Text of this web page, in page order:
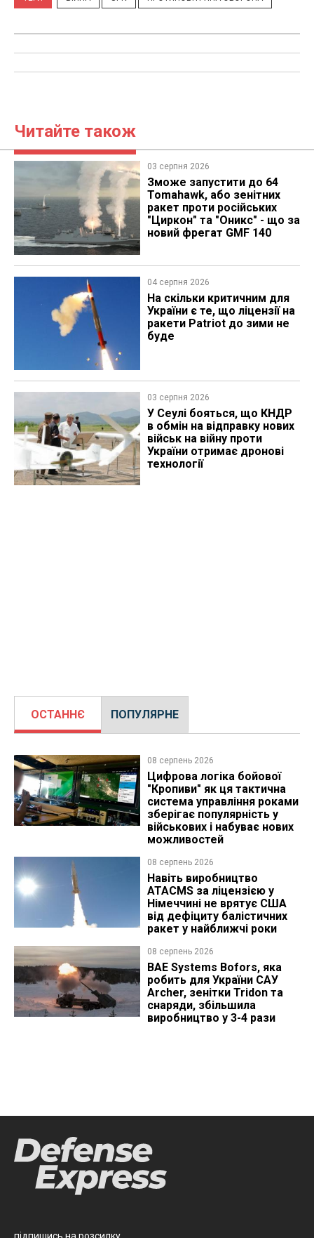
Читайте також
03 серпня 2026
Зможе запустити до 64
Tomahawk, або зенітних
ракет проти російських
"Циркон" та "Оникс" - що за
новий фрегат GMF 140
04 серпня 2026
На скільки критичним для
України є те, що ліцензії на
ракети Patriot до зими не
буде
03 серпня 2026
У Сеулі бояться, що КНДР
в обмін на відправку нових
військ на війну проти
України отримає дронові
технології
ОСТАННЄ ПОПУЛЯРНЕ
08 серпень 2026
Цифрова логіка бойової
"Кропиви" як ця тактична
система управління роками
зберігає популярність у
військових і набуває нових
можливостей
08 серпень 2026
Навіть виробництво
ATACMS за ліцензією у
Німеччині не врятує США
від дефіциту балістичних
ракет у найближчі роки
08 серпень 2026
BAE Systems Bofors, яка
робить для України САУ
Archer, зенітки Tridon та
снаряди, збільшила
виробництво у 3-4 рази
підпишись на розсилку